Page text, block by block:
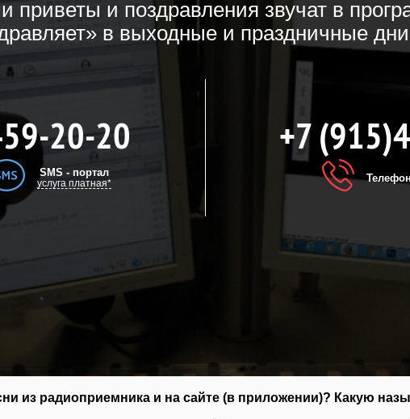
приветы и поздравления звучат в
в выходные и праздничные
20-20
SMS - портал
услуга платная*
+7
из радиоприемника и на сайте (в приложении)? Какую